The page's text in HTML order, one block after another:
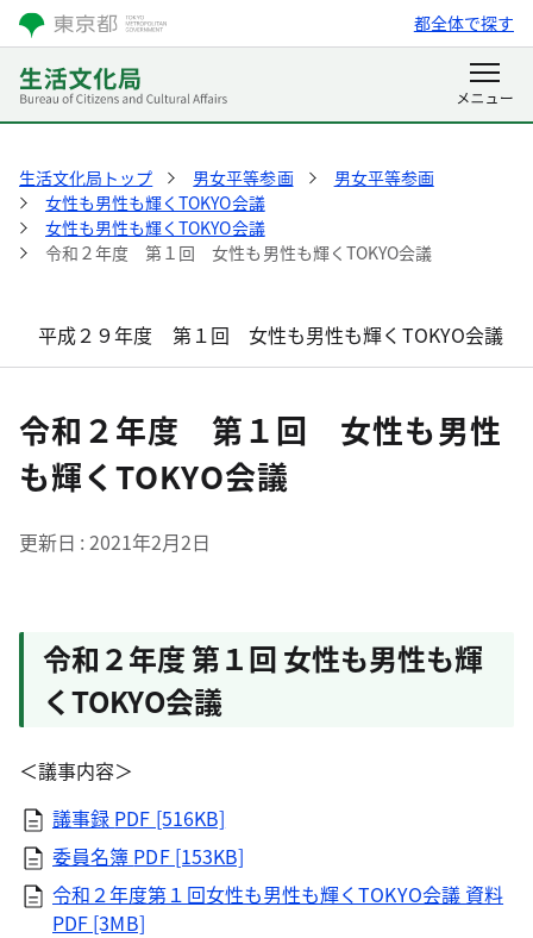
都全体で探す
生活文化局トップ 男女平等参画
男女平等参画
女性も男性も輝くTOKYO会議
女性も男性も輝くTOKYO会議
令和２年度 第１回 女性も男性も輝くTOKYO会議
平成２９年度 第１回 女性も男性も輝くTOKYO会議
令和２年度 第１回 女性も男性
も輝くTOKYO会議
更新日 2021年2月2日
令和２年度 第１回 女性も男性も輝
くTOKYO会議
＜議事内容＞
議事録 PDF [516KB]
委員名簿 PDF [153KB]
令和２年度第１回女性も男性も輝くTOKYO会議 資料
PDF [3MB]